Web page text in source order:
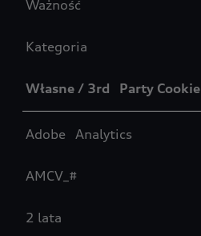
Ważność
Kategoria
Własne / 3rd Party Cookie
Adobe Analytics
AMCV_#
2 lata